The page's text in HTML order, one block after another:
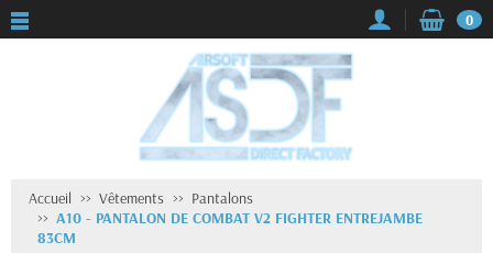
0
Accueil Vêtements
Pantalons
A10 - PANTALON DE COMBAT V2 FIGHTER ENTREJAMBE
83CM